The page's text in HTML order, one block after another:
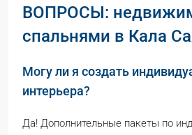
ВОПРОСЫ:
спальнями в Кала
Могу ли я создать
интерьера?
Да! Дополнительные пакеты по